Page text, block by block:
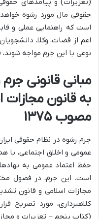
(تعزیرات) و پیامدهای
حقوقی مال مورد رشوه
است که راهنمایی عملی و
اعم از قضات، وکلا،
نوعی با این جرم مواجه شوند،
مبانی قانونی
به قانون مجازات
مصوب ۱۳۷۵
جرم رشوه در نظام حقوقی
عمومی و اخلاق اجتماعی، با
حفظ اعتماد عمومی به
است. این جرم، در فصول
مجازات اسلامی و قانون
کلاهبرداری، مورد تصریح